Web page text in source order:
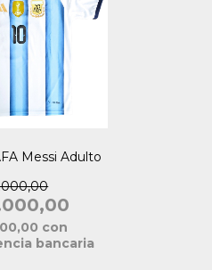
Messi Adulto
con
bancaria